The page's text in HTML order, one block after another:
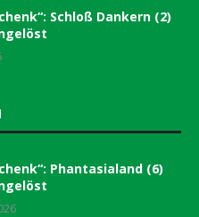
Schloß Dankern (2)
Phantasialand (6)